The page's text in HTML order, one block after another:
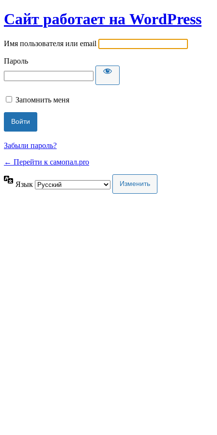
Сайт работает на WordPress
Имя пользователя или email
Пароль
Запомнить меня
Забыли пароль?
← Перейти к самопал.pro
Язык